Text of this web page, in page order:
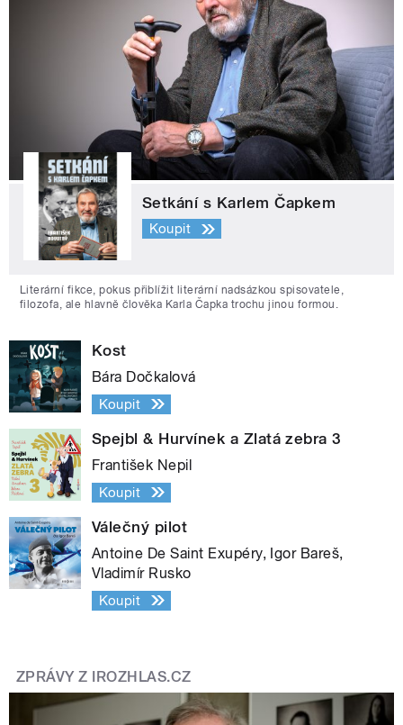
Setkání s Karlem Čapkem
Koupit
Literární fikce, pokus přiblížit literární nadsázkou spisovatele,
filozofa, ale hlavně člověka Karla Čapka trochu jinou formou.
Kost
Bára Dočkalová
Koupit
Spejbl & Hurvínek a Zlatá zebra 3
František Nepil
Koupit
Válečný pilot
Antoine De Saint Exupéry, Igor Bareš,
Vladimír Rusko
Koupit
ZPRÁVY Z IROZHLAS.CZ